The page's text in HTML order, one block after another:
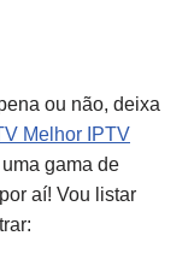
ou não, deixa
Melhor IPTV
gama de
aí! Vou listar